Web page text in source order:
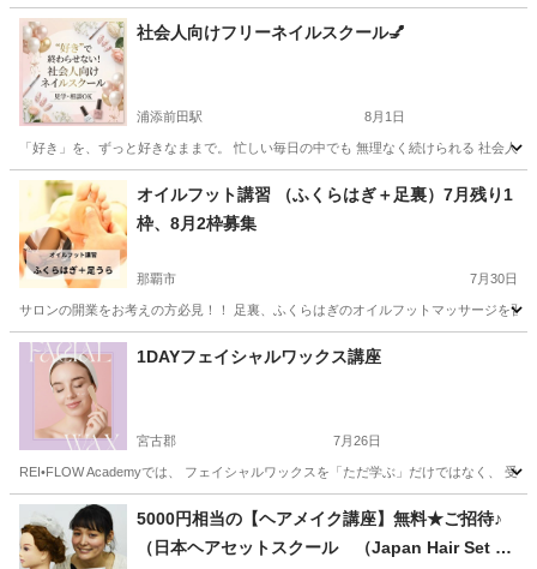
沖縄 中頭郡 てだこ浦西駅 エステ フェイシャル
社会人向けフリーネイルスクール💅
浦添前田駅 8月1日
「好き」を、ずっと好きなままで。 忙しい毎日の中でも 無理なく続けられる 社会
沖縄 中頭郡 浦添前田駅 ネイル 社会人
オイルフット講習 （ふくらはぎ＋足裏）7月残り1
枠、8月2枠募集
那覇市 7月30日
サロンの開業をお考えの方必見！！ 足裏、ふくらはぎのオイルフットマッサージを
沖縄 那覇市 フットマッサージ ふくらはぎ
1DAYフェイシャルワックス講座
宮古郡 7月26日
REI•FLOW Academyでは、 フェイシャルワックスを「ただ学ぶ」だけではなく、 受
沖縄 宮古郡 その他 フェイシャル
5000円相当の【ヘアメイク講座】無料★ご招待♪
（日本ヘアセットスクール （Japan Hair Set Sc